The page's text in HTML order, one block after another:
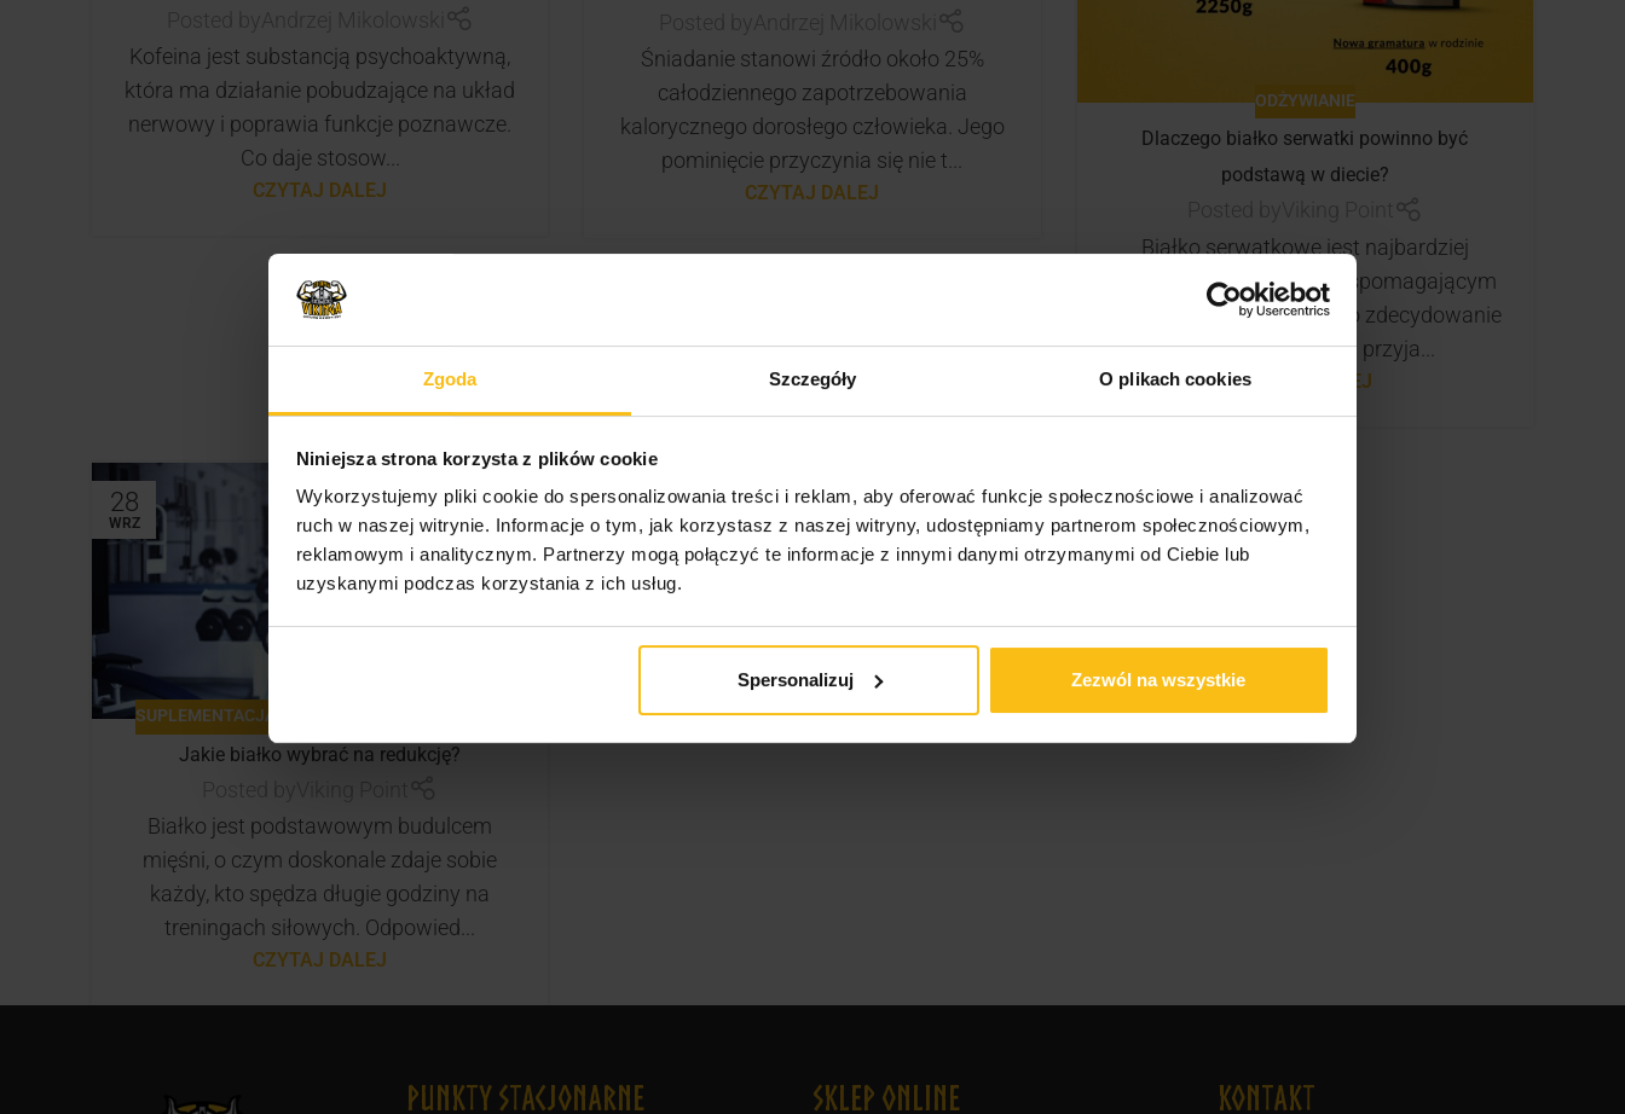
Zgoda Szczegóły O plikach cookies
Niniejsza strona korzysta z plików cookie
Wykorzystujemy pliki cookie do spersonalizowania treści i reklam, aby oferować funkcje społecznościowe i analizować
ruch w naszej witrynie. Informacje o tym, jak korzystasz z naszej witryny, udostępniamy partnerom społecznościowym,
reklamowym i analitycznym. Partnerzy mogą połączyć te informacje z innymi danymi otrzymanymi od Ciebie lub
uzyskanymi podczas korzystania z ich usług.
Spersonalizuj Zezwól na wszystkie
Kofeina jest substancją psychoaktywną,
która ma działanie pobudzające na układ
nerwowy i poprawia funkcje poznawcze.
Co daje stosow...
CZYTAJ DALEJ
Śniadanie stanowi źródło około 25%
całodziennego zapotrzebowania
kalorycznego dorosłego człowieka. Jego
pominięcie przyczynia się nie t...
CZYTAJ DALEJ
ODŻYWIANIE
Dlaczego białko serwatki powinno być
podstawą w diecie?
Posted by Viking Point
Białko serwatkowe jest najbardziej
znanym suplementem wspomagającym
budowanie mięśni i siły. To zdecydowanie
jeden z najlepszych przyja...
CZYTAJ DALEJ
28
WRZ
SUPLEMENTACJA
Jakie białko wybrać na redukcję?
Białko jest podstawowym budulcem
mięśni, o czym doskonale zdaje sobie
każdy, kto spędza długie godziny na
treningach siłowych. Odpowied...
CZYTAJ DALEJ
Punkty Stacjonarne Sklep online KONTAKT